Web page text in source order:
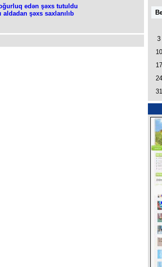
edən şəxs tutuldu
şəxs saxlanılıb
3
10
17
24
31